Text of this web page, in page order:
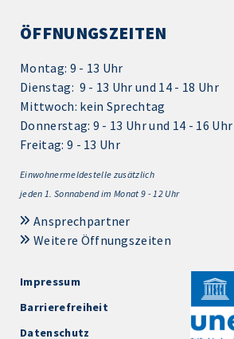
ÖFFNUNGSZEITEN
Montag: 9 - 13 Uhr
Dienstag: 9 - 13 Uhr und 14 - 18 Uhr
Mittwoch: kein Sprechtag
Donnerstag: 9 - 13 Uhr und 14 - 16 Uhr
Freitag: 9 - 13 Uhr
Einwohnermeldestelle zusätzlich
jeden 1. Sonnabend im Monat 9 - 12 Uhr
Ansprechpartner
Weitere Öffnungszeiten
Impressum
Barrierefreiheit
Datenschutz